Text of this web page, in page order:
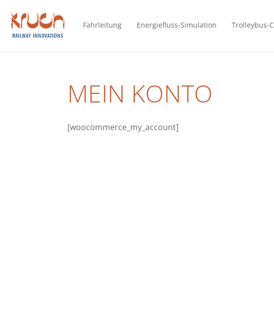
Fahrleitung Energiefluss-Simulation Trolleybus-
MEIN KONTO
[woocommerce_my_account]